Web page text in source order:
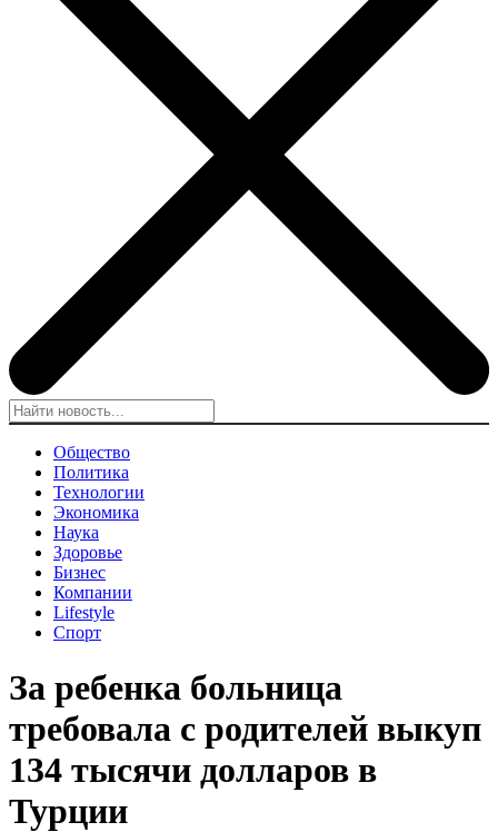
Общество
Политика
Технологии
Экономика
Наука
Здоровье
Бизнес
Компании
Lifestyle
Спорт
За ребенка больница
требовала с родителей выкуп
134 тысячи долларов в
Турции